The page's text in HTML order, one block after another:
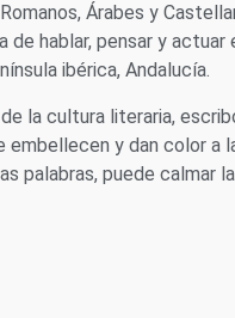
Árabes y
de hablar, pensar y actuar
ibérica, Andalucía.
de la cultura literaria,
embellecen y dan color a
palabras, puede calmar